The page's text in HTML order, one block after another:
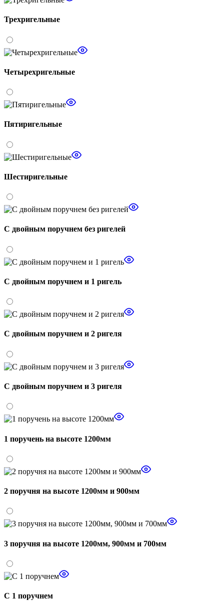
Трехригельные
Четырехригельные
Пятиригельные
Шестиригельные
С двойным поручнем без ригелей
С двойным поручнем и 1 ригель
С двойным поручнем и 2 ригеля
С двойным поручнем и 3 ригеля
1 поручень на высоте 1200мм
2 поручня на высоте 1200мм и 900мм
3 поручня на высоте 1200мм, 900мм и 700мм
С 1 поручнем